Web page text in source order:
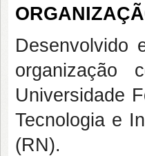
Desenvolvido
organização
Universidade
Tecnologia e
(RN).